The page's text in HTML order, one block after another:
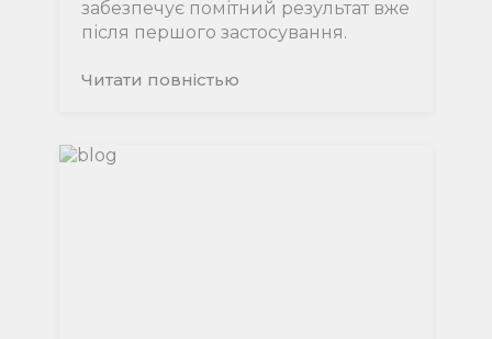
забезпечує помітний результат вже
після першого застосування.
Читати повнiстью